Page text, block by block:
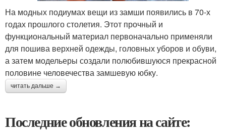
На модных подиумах вещи из замши появились в 70-х
годах прошлого столетия. Этот прочный и
функциональный материал первоначально применяли
для пошива верхней одежды, головных уборов и обуви,
а затем модельеры создали полюбившуюся прекрасной
половине человечества замшевую юбку.
читать дальше →
Последние обновления на сайте: